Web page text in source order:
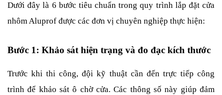
Dưới đây là 6 bước tiêu chuẩn trong quy trình lắp đặt cửa
nhôm Aluprof được các đơn vị chuyên nghiệp thực hiện:
Bước 1: Khảo sát hiện trạng và đo đạc kích thước
Trước khi thi công, đội kỹ thuật cần đến trực tiếp công
trình để khảo sát ô chờ cửa. Các thông số này giúp đảm